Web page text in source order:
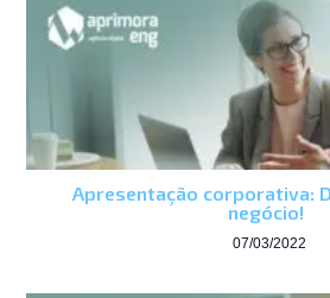
Apresentação corporativa:
negócio!
07/03/2022